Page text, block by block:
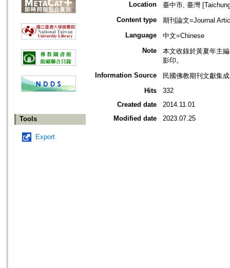
Tools
Export
Location
臺中市, 臺灣
Content type
期刊論文=Journal
Language
中文=Chinese
Note
本文收錄於黃夏年主
影印。
Information Source
民國佛教期刊文獻集
Hits
332
Created date
2014.11.01
Modified date
2023.07.25